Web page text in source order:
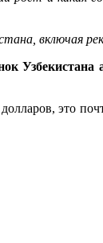
включая
это